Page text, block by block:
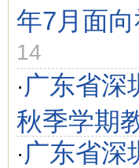
年7月面
14
· 广东省深
秋季学期
· 广东省深